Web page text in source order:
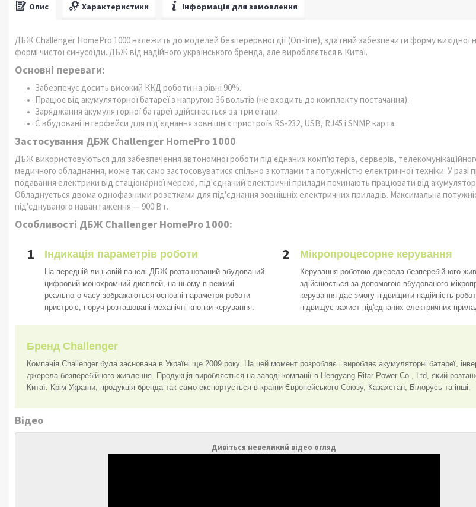
Опис Характеристики Інформація для замовлення
ДБЖ Challenger HomePro 1000 належить до моделей безперервної дії (On-line), здатний забезпечити форму вихідної
формі чистої синусоїди. ДБЖ від надійного українського бренда, але виробляється в Китаї.
Основні переваги:
Забезпечує досить високий ККД роботи на рівні 90%.
Працює від акумуляторної батареї з напругою 36 вольтів (не входить до комплекту постачання).
Заряджання акумуляторної батареї здійснюється за три етапи.
Є вбудовані інтерфейси для під'єднання зовнішніх пристроїв RS-232, USB, RJ45 і SNMP карта.
Застосування ДБЖ Challenger HomePro 1000
ДБЖ використовуються для забезпечення автономної роботи під'єднаних комп'ютерів, серверів,
медичного обладнання, може так само застосовуватися спільно з котлами та потужністю електричної техніки. У разі
подавання електрики від стаціонарної мережі, під'єднаний електричні прилади починають працювати від
Обладнується двома однофазними розетками для під'єднання зовнішніх електричних приладів. Максимальна
під'єднуваного навантаження — 900 Вт.
Особливості ДБЖ Challenger HomePro 1000:
1 Індикація параметрів роботи
На передній лицьовій панелі ДБЖ розташований вбудований
цифровий монохромний дисплей, на ньому в режимі
реального часу зображаються основні параметри роботи
пристрою, поруч розташовані механічні кнопки керування.
2 Мікропроцесорне керування
Керування роботою джерела безперебійного
здійснюється за допомогою вбудованого
керування дає змогу підвищити надійність
підвищує захист під'єднаних електричних
Бренд Challenger
Компанія Challenger була заснована в Україні ще 2009 року. На цей момент розробляє і виробляє акумуляторні батареї,
джерела безперебійного живлення. Продукція виробляється на заводі компанії в Hengyang Ritar Power Co., Ltd, який
Китаї. Крім України, продукція бренда так само експортується в країни Європейського Союзу, Казахстан, Білорусь та інші.
Відео
Дивіться невеликий відео огляд